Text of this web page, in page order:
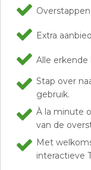
Extra
Alle erkende
Stap over
gebruik.
À la minute
van de
Met
interactieve